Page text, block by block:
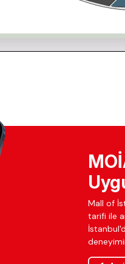
Mall of
tarifi ile